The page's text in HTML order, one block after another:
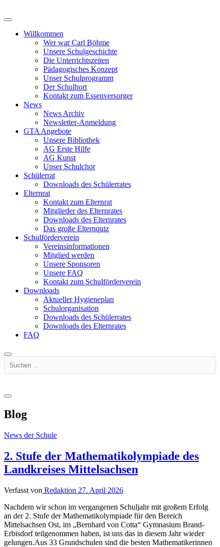
Inhalt
Willkommen
Wer war Carl Böhme
Unsere Schulgeschichte
Die Unterrichtszeiten
Pädagogisches Konzept
Unser Schulprogramm
Der Schulhort
Kontakt zum Essenversorger
News
News Archiv
Newsletter-Anmeldung
GTA Angebote
Unsere Bibliothek
AG Erste Hilfe
AG Kunst
Unser Schulchor
Schülerrat
Downloads des Schülerrates
Elternrat
Kontakt zum Elternrat
Mitglieder des Elternrates
Downloads des Elternrates
Das große Elternquiz
Schulförderverein
Vereinsinformationen
Mitglied werden
Unsere Sponsoren
Unsere FAQ
Kontakt zum Schulförderverein
Downloads
Aktueller Hygieneplan
Schulorganisation
Downloads des Schülerrates
Downloads des Elternrates
FAQ
Suchen …
Blog
News der Schule
2. Stufe der Mathematikolympiade des
Landkreises Mittelsachsen
Verfasst von Redaktion 27. April 2026
Nachdem wir schon im vergangenen Schuljahr mit großem Erfolg
an der 2. Stufe der Mathematikolympiade für den Bereich
Mittelsachsen Ost, im „Bernhard von Cotta“ Gymnasium Brand-
Erbisdorf teilgenommen haben, ist uns das in diesem Jahr wieder
gelungen.Aus 33 Grundschulen sind die besten Mathematikerinnen